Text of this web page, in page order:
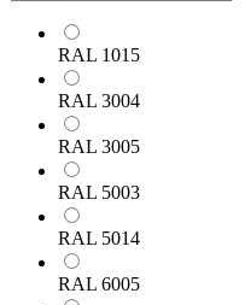
RAL 1015
RAL 3004
RAL 3005
RAL 5003
RAL 5014
RAL 6005